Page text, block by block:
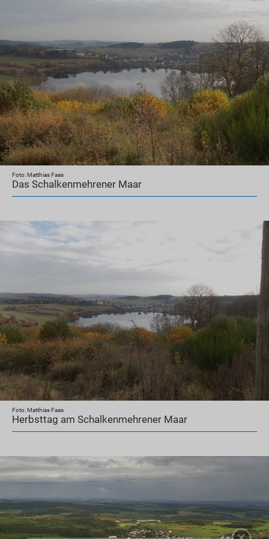
Foto: Matthias Faas
Das Schalkenmehrener Maar
Foto: Matthias Faas
Herbsttag am Schalkenmehrener Maar